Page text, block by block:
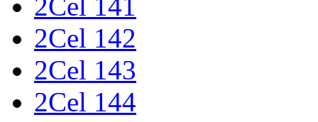
2Cel 142
2Cel 143
2Cel 144